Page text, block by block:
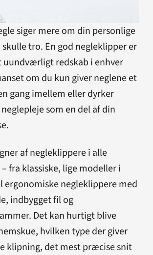
siger mere om din personlige
skulle tro. En god negleklipper er
uundværligt redskab i enhver
om du kun giver neglene et
gang imellem eller dyrker
som en del af din
af negleklippere i alle
fra klassiske, lige modeller i
negleklippere med
indbygget fil og
Det kan hurtigt blive
hvilken type der giver
klipning, det mest præcise snit